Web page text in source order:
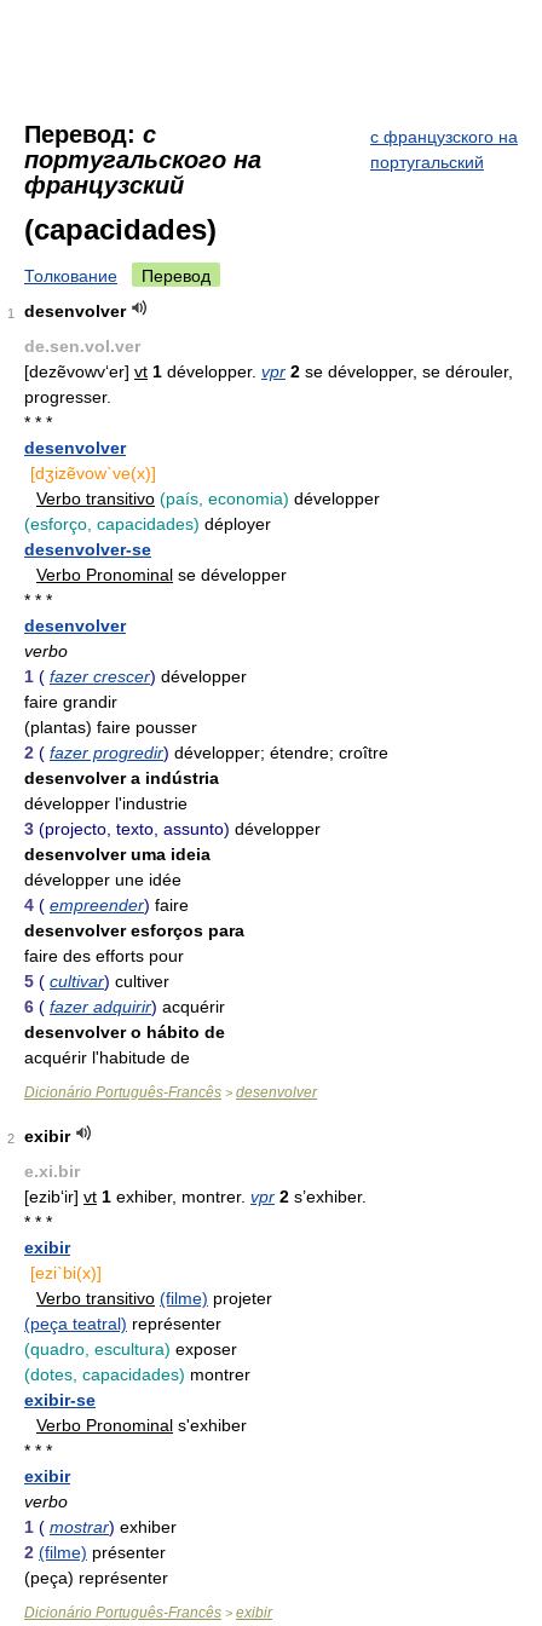
Перевод: с
португальского на
французский
с французского на
португальский
(capacidades)
Толкование Перевод
1
desenvolver
de.sen.vol.ver
[dezẽvowv‘er] vt 1 développer. vpr 2 se développer, se dérouler,
progresser.
* * *
desenvolver
[dʒizẽvow`ve(x)]
Verbo transitivo (país, economia) développer
(esforço, capacidades) déployer
desenvolver-se
Verbo Pronominal se développer
* * *
desenvolver
verbo
1 ( fazer crescer) développer
faire grandir
(plantas) faire pousser
2 ( fazer progredir) développer; étendre; croître
desenvolver a indústria
développer l'industrie
3 (projecto, texto, assunto) développer
desenvolver uma ideia
développer une idée
4 ( empreender) faire
desenvolver esforços para
faire des efforts pour
5 ( cultivar) cultiver
6 ( fazer adquirir) acquérir
desenvolver o hábito de
acquérir l'habitude de
Dicionário Português-Francês > desenvolver
2
exibir
e.xi.bir
[ezib‘ir] vt 1 exhiber, montrer. vpr 2 s’exhiber.
* * *
exibir
[ezi`bi(x)]
Verbo transitivo (filme) projeter
(peça teatral) représenter
(quadro, escultura) exposer
(dotes, capacidades) montrer
exibir-se
Verbo Pronominal s'exhiber
* * *
exibir
verbo
1 ( mostrar) exhiber
2 (filme) présenter
(peça) représenter
Dicionário Português-Francês > exibir